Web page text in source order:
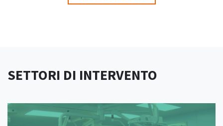
SETTORI DI INTERVENTO